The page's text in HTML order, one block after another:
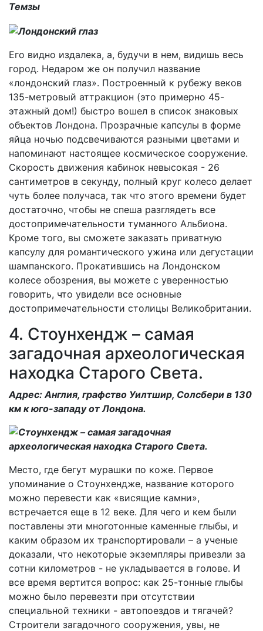
Темзы
Его видно издалека, а, будучи в нем, видишь весь
город. Недаром же он получил название
«лондонский глаз». Построенный к рубежу веков
135-метровый аттракцион (это примерно 45-
этажный дом!) быстро вошел в список знаковых
объектов Лондона. Прозрачные капсулы в форме
яйца ночью подсвечиваются разными цветами и
напоминают настоящее космическое сооружение.
Скорость движения кабинок невысокая - 26
сантиметров в секунду, полный круг колесо делает
чуть более получаса, так что этого времени будет
достаточно, чтобы не спеша разглядеть все
достопримечательности туманного Альбиона.
Кроме того, вы сможете заказать приватную
капсулу для романтического ужина или дегустации
шампанского. Прокатившись на Лондонском
колесе обозрения, вы можете с уверенностью
говорить, что увидели все основные
достопримечательности столицы Великобритании.
4. Стоунхендж – самая
загадочная археологическая
находка Старого Света.
Адрес: Англия, графство Уилтшир, Солсбери в 130
км к юго-западу от Лондона.
Место, где бегут мурашки по коже. Первое
упоминание о Стоунхендже, название которого
можно перевести как «висящие камни»,
встречается еще в 12 веке. Для чего и кем были
поставлены эти многотонные каменные глыбы, и
каким образом их транспортировали – а ученые
доказали, что некоторые экземпляры привезли за
сотни километров - не укладывается в голове. И
все время вертится вопрос: как 25-тонные глыбы
можно было перевезти при отсутствии
специальной техники - автопоездов и тягачей?
Строители загадочного сооружения, увы, не